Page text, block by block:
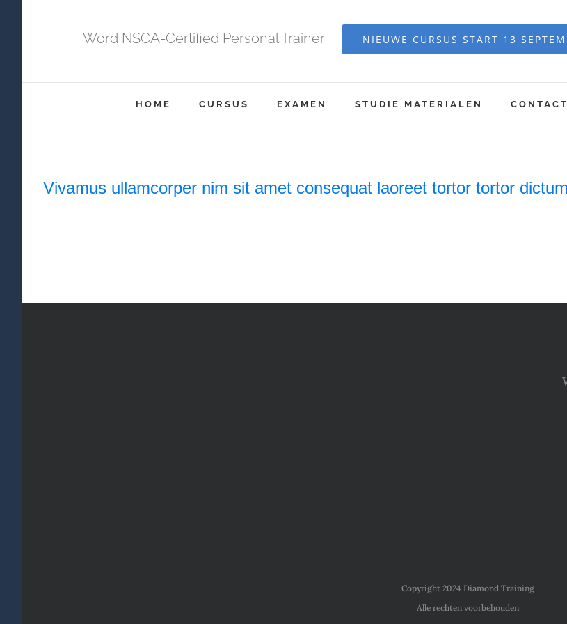
Word NSCA-Certified Personal Trainer NIEUWE CURSUS START 13
HOME CURSUS EXAMEN STUDIE MATERIALEN CONTACT
Vivamus ullamcorper nim sit amet consequat laoreet tortor tortor
Copyright 2024 Diamond Training
Alle rechten voorbehouden